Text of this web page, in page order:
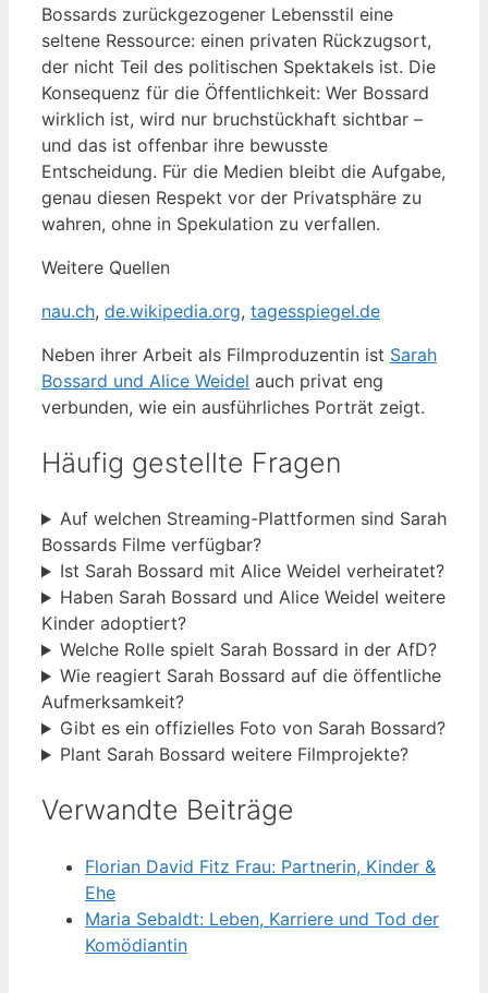
Bossards zurückgezogener Lebensstil eine
seltene Ressource: einen privaten Rückzugsort,
der nicht Teil des politischen Spektakels ist. Die
Konsequenz für die Öffentlichkeit: Wer Bossard
wirklich ist, wird nur bruchstückhaft sichtbar –
und das ist offenbar ihre bewusste
Entscheidung. Für die Medien bleibt die Aufgabe,
genau diesen Respekt vor der Privatsphäre zu
wahren, ohne in Spekulation zu verfallen.
Weitere Quellen
nau.ch, de.wikipedia.org, tagesspiegel.de
Neben ihrer Arbeit als Filmproduzentin ist Sarah
Bossard und Alice Weidel auch privat eng
verbunden, wie ein ausführliches Porträt zeigt.
Häufig gestellte Fragen
Auf welchen Streaming-Plattformen sind Sarah
Bossards Filme verfügbar?
Ist Sarah Bossard mit Alice Weidel verheiratet?
Haben Sarah Bossard und Alice Weidel weitere
Kinder adoptiert?
Welche Rolle spielt Sarah Bossard in der AfD?
Wie reagiert Sarah Bossard auf die öffentliche
Aufmerksamkeit?
Gibt es ein offizielles Foto von Sarah Bossard?
Plant Sarah Bossard weitere Filmprojekte?
Verwandte Beiträge
Florian David Fitz Frau: Partnerin, Kinder &
Ehe
Maria Sebaldt: Leben, Karriere und Tod der
Komödiantin